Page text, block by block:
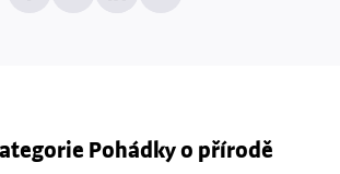
Pohádky o přírodě